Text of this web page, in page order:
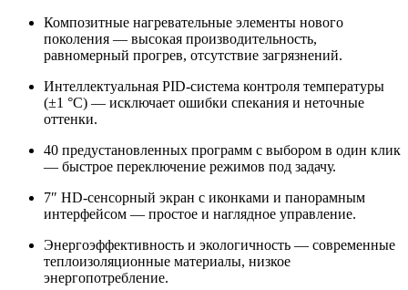
Композитные нагревательные элементы нового
поколения — высокая производительность,
равномерный прогрев, отсутствие загрязнений.
Интеллектуальная PID-система контроля температуры
(±1 °C) — исключает ошибки спекания и неточные
оттенки.
40 предустановленных программ с выбором в один клик
— быстрое переключение режимов под задачу.
7″ HD-сенсорный экран с иконками и панорамным
интерфейсом — простое и наглядное управление.
Энергоэффективность и экологичность — современные
теплоизоляционные материалы, низкое
энергопотребление.